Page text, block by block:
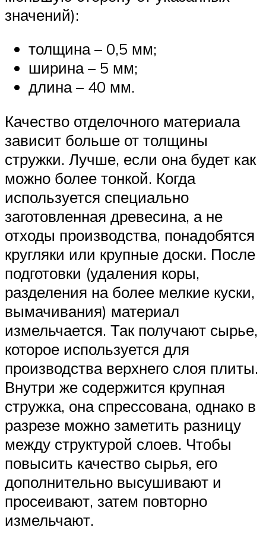
значений):
толщина – 0,5 мм;
ширина – 5 мм;
длина – 40 мм.
Качество отделочного материала
зависит больше от толщины
стружки. Лучше, если она будет как
можно более тонкой. Когда
используется специально
заготовленная древесина, а не
отходы производства, понадобятся
кругляки или крупные доски. После
подготовки (удаления коры,
разделения на более мелкие куски,
вымачивания) материал
измельчается. Так получают сырье,
которое используется для
производства верхнего слоя плиты.
Внутри же содержится крупная
стружка, она спрессована, однако в
разрезе можно заметить разницу
между структурой слоев. Чтобы
повысить качество сырья, его
дополнительно высушивают и
просеивают, затем повторно
измельчают.